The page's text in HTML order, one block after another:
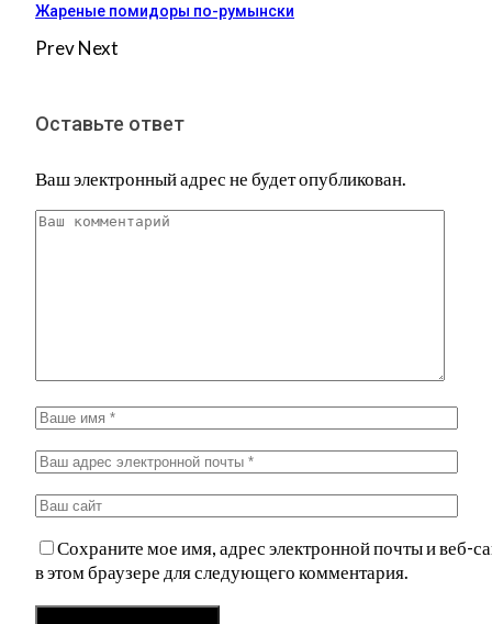
Жареные помидоры по-румынски
PrevNext
Оставьте ответ
Ваш электронный адрес не будет опубликован.
Сохраните мое имя, адрес электронной почты и веб-
в этом браузере для следующего комментария.